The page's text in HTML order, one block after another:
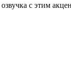
с этим